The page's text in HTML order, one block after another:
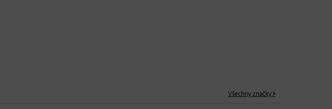
Všechny značky